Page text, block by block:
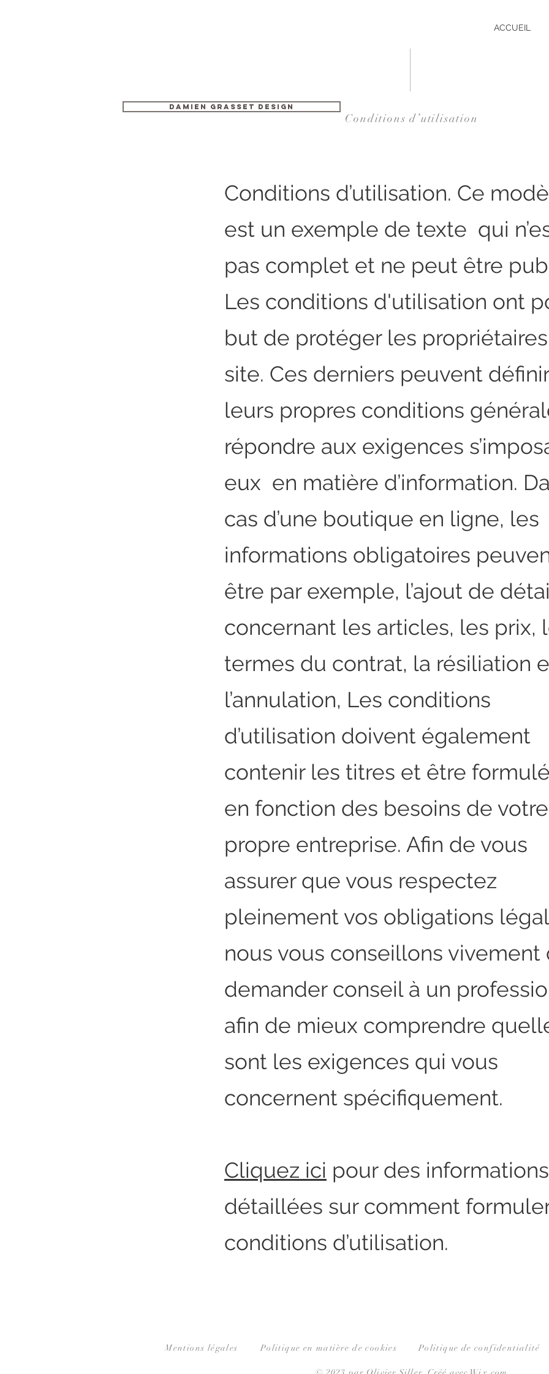
ACCUEIL
Conditions d’utilisation
Conditions d’utilisation. Ce
est un exemple de texte qui
pas complet et ne peut être
Les conditions d'utilisation ont
but de protéger les
site. Ces derniers peuvent définir
leurs propres conditions
répondre aux exigences
eux en matière d’information.
cas d’une boutique en ligne, les
informations obligatoires
être par exemple, l’ajout de
concernant les articles, les prix,
termes du contrat, la résiliation
l’annulation, Les conditions
d’utilisation doivent également
contenir les titres et être
en fonction des besoins de votre
propre entreprise. Afin de vous
assurer que vous respectez
pleinement vos obligations
nous vous conseillons vivement
demander conseil à un
afin de mieux comprendre
sont les exigences qui vous
concernent spécifiquement.
Cliquez ici pour des
détaillées sur comment
conditions d’utilisation.
Damien GRASSET Design
Mentions légales Politique en matière de cookies Politique de confidentialité